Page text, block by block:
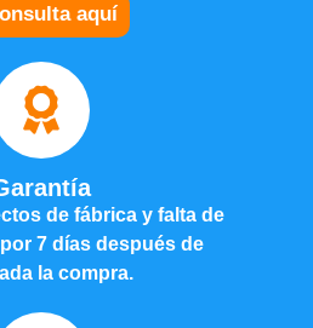
aquí
de fábrica y falta de
7 días después de
la compra.